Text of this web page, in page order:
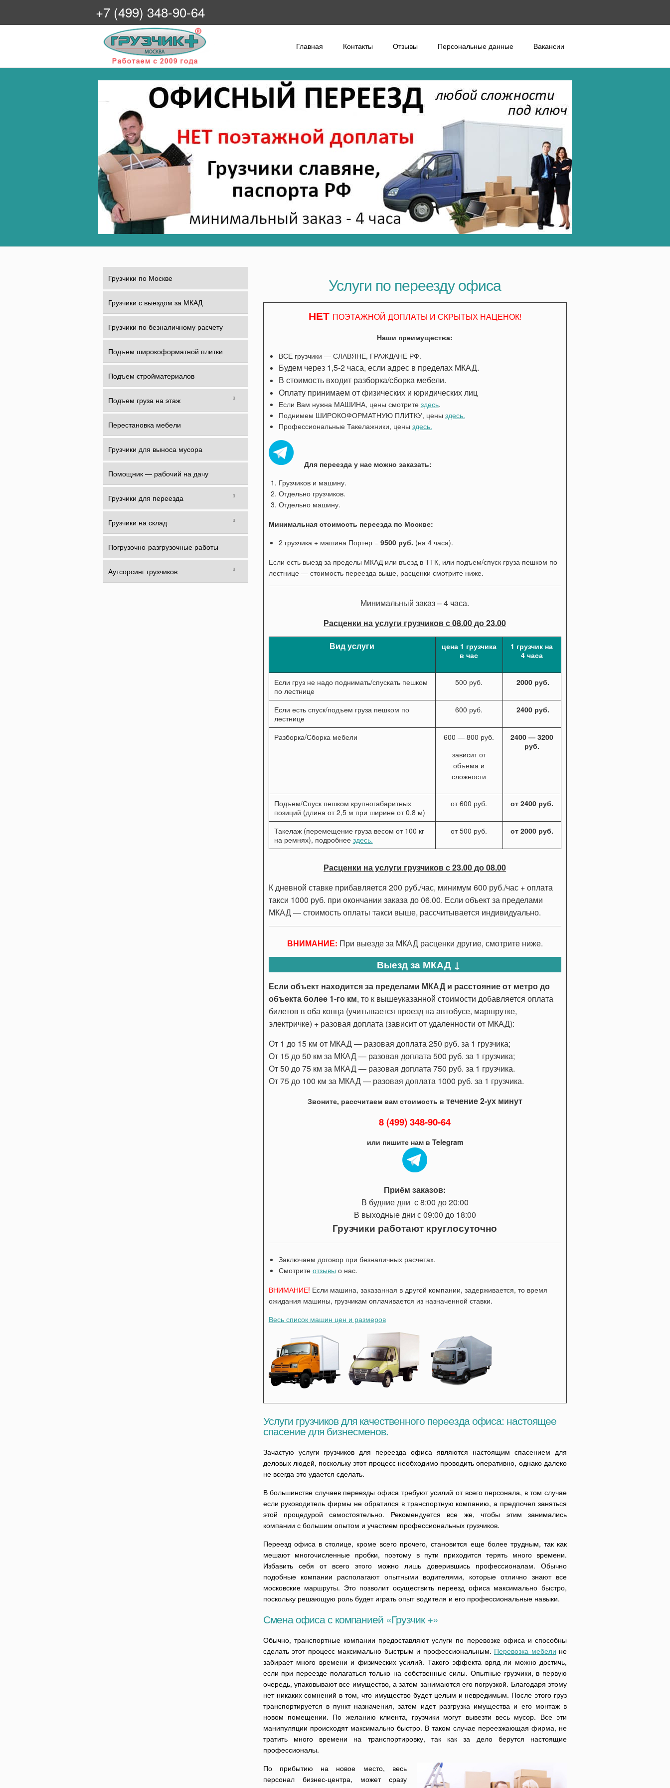
+7 (499) 348-90-64
Грузчик+
Главная Контакты Отзывы Персональные данные Вакансии
Грузчики по Москве
Грузчики с выездом за МКАД
Грузчики по безналичному расчету
Подъем широкоформатной плитки
Подъем стройматериалов
Подъем груза на этаж
Перестановка мебели
Грузчики для выноса мусора
Помощник — рабочий на дачу
Грузчики для переезда
Грузчики на склад
Погрузочно-разгрузочные работы
Аутсорсинг грузчиков
Услуги по переезду офиса
НЕТ ПОЭТАЖНОЙ ДОПЛАТЫ И СКРЫТЫХ НАЦЕНОК!
Наши преимущества:
ВСЕ грузчики — СЛАВЯНЕ, ГРАЖДАНЕ РФ.
Будем через 1,5-2 часа, если адрес в пределах МКАД.
В стоимость входит разборка/сборка мебели.
Оплату принимаем от физических и юридических лиц
Если Вам нужна МАШИНА, цены смотрите здесь.
Поднимем ШИРОКОФОРМАТНУЮ ПЛИТКУ, цены здесь.
Профессиональные Такелажники, цены здесь.
Для переезда у нас можно заказать:
Грузчиков и машину.
Отдельно грузчиков.
Отдельно машину.
Минимальная стоимость переезда по Москве:
2 грузчика + машина Портер = 9500 руб. (на 4 часа).
Если есть выезд за пределы МКАД или въезд в ТТК, или подъем/спуск груза пешком по
лестнице — стоимость переезда выше, расценки смотрите ниже.
Минимальный заказ – 4 часа.
Расценки на услуги грузчиков с 08.00 до 23.00
Вид услуги
цена 1 грузчика
в час
1 грузчик на
4 часа
Если груз не надо поднимать/спускать пешком
по лестнице
500 руб. 2000 руб.
Если есть спуск/подъем груза пешком по
лестнице
600 руб. 2400 руб.
Разборка/Сборка мебели
600 — 800 руб.
зависит от
объема и
сложности
2400 — 3200
руб.
Подъем/Спуск пешком крупногабаритных
позиций (длина от 2,5 м при ширине от 0,8 м)
от 600 руб. от 2400 руб.
Такелаж (перемещение груза весом от 100 кг
на ремнях), подробнее здесь.
от 500 руб. от 2000 руб.
Расценки на услуги грузчиков с 23.00 до 08.00
К дневной ставке прибавляется 200 руб./час, минимум 600 руб./час + оплата
такси 1000 руб. при окончании заказа до 06.00. Если объект за пределами
МКАД — стоимость оплаты такси выше, рассчитывается индивидуально.
ВНИМАНИЕ: При выезде за МКАД расценки другие, смотрите ниже.
Выезд за МКАД ↓
Если объект находится за пределами МКАД и расстояние от метро до
объекта более 1-го км, то к вышеуказанной стоимости добавляется оплата
билетов в оба конца (учитывается проезд на автобусе, маршрутке,
электричке) + разовая доплата (зависит от удаленности от МКАД):
От 1 до 15 км от МКАД — разовая доплата 250 руб. за 1 грузчика;
От 15 до 50 км за МКАД — разовая доплата 500 руб. за 1 грузчика;
От 50 до 75 км за МКАД — разовая доплата 750 руб. за 1 грузчика.
От 75 до 100 км за МКАД — разовая доплата 1000 руб. за 1 грузчика.
Звоните, рассчитаем вам стоимость в течение 2-ух минут
8 (499) 348-90-64
или пишите нам в Telegram
Приём заказов:
В будние дни с 8:00 до 20:00
В выходные дни с 09:00 до 18:00
Грузчики работают круглосуточно
Заключаем договор при безналичных расчетах.
Смотрите отзывы о нас.
ВНИМАНИЕ! Если машина, заказанная в другой компании, задерживается, то время
ожидания машины, грузчикам оплачивается из назначенной ставки.
Весь список машин цен и размеров
Услуги грузчиков для качественного переезда офиса: настоящее
спасение для бизнесменов.
Зачастую услуги грузчиков для переезда офиса являются настоящим спасением для
деловых людей, поскольку этот процесс необходимо проводить оперативно, однако далеко
не всегда это удается сделать.
В большинстве случаев переезды офиса требуют усилий от всего персонала, в том случае
если руководитель фирмы не обратился в транспортную компанию, а предпочел заняться
этой процедурой самостоятельно. Рекомендуется все же, чтобы этим занимались
компании с большим опытом и участием профессиональных грузчиков.
Переезд офиса в столице, кроме всего прочего, становится еще более трудным, так как
мешают многочисленные пробки, поэтому в пути приходится терять много времени.
Избавить себя от всего этого можно лишь доверившись профессионалам. Обычно
подобные компании располагают опытными водителями, которые отлично знают все
московские маршруты. Это позволит осуществить переезд офиса максимально быстро,
поскольку решающую роль будет играть опыт водителя и его профессиональные навыки.
Смена офиса с компанией «Грузчик +»
Обычно, транспортные компании предоставляют услуги по перевозке офиса и способны
сделать этот процесс максимально быстрым и профессиональным. Перевозка мебели не
забирает много времени и физических усилий. Такого эффекта вряд ли можно достичь,
если при переезде полагаться только на собственные силы. Опытные грузчики, в первую
очередь, упаковывают все имущество, а затем занимаются его погрузкой. Благодаря этому
нет никаких сомнений в том, что имущество будет целым и невредимым. После этого груз
транспортируется в пункт назначения, затем идет разгрузка имущества и его монтаж в
новом помещении. По желанию клиента, грузчики могут вывезти весь мусор. Все эти
манипуляции происходят максимально быстро. В таком случае переезжающая фирма, не
тратить много времени на транспортировку, так как за дело берутся настоящие
профессионалы.
По прибытию на новое место, весь
персонал бизнес-центра, может сразу